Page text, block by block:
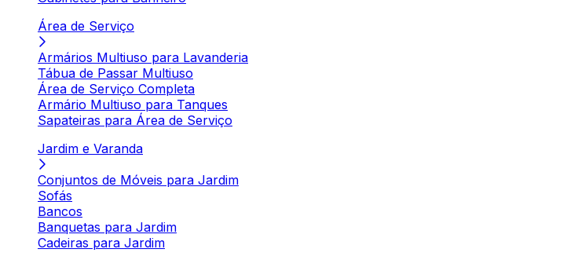
Área de Serviço
Armários Multiuso para Lavanderia
Tábua de Passar Multiuso
Área de Serviço Completa
Armário Multiuso para Tanques
Sapateiras para Área de Serviço
Jardim e Varanda
Conjuntos de Móveis para Jardim
Sofás
Bancos
Banquetas para Jardim
Cadeiras para Jardim